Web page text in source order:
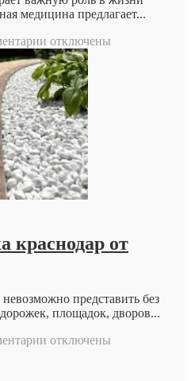
медицина предлагает...
к
записи
Когда
стоит
обратиться
к
репродуктологу:
основные
причины
и
возможности
современной
отключены
краснодар от
представить без
площадок, дворов...
котключены